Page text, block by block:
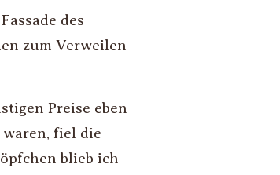
des
zum Verweilen
Preise eben
waren, fiel die
blieb ich